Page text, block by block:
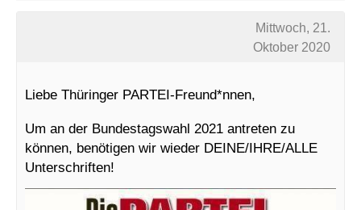
Mittwoch, 21.
Oktober 2020
Liebe Thüringer PARTEI-Freund*nnen,
Um an der Bundestagswahl 2021 antreten zu
können, benötigen wir wieder DEINE/IHRE/ALLE
Unterschriften!